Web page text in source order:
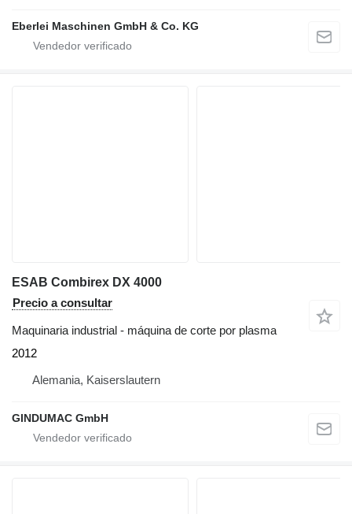
Eberlei Maschinen GmbH & Co. KG
ESAB Combirex DX 4000
Precio a consultar
Maquinaria industrial - máquina de corte por plasma
2012
Alemania, Kaiserslautern
GINDUMAC GmbH